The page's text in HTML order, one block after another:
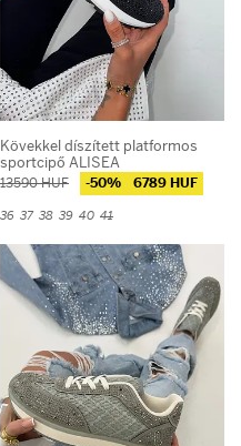
Kövekkel díszített platformos
sportcipő ALISEA
13590 HUF -50% 6789 HUF
36 37 38 39 40 41